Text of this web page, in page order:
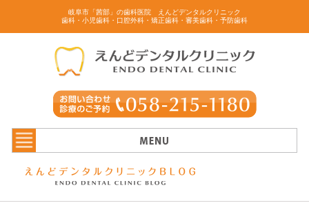
岐阜市「茜部」の歯科医院 えんどデンタルクリニック
歯科・小児歯科・口腔外科・矯正歯科・審美歯科・予防歯科